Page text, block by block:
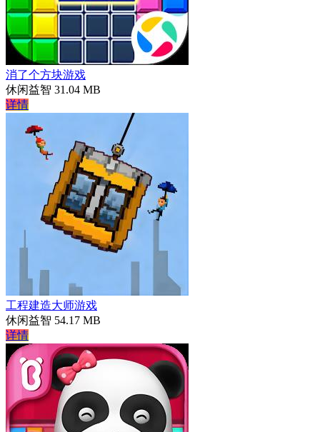
消了个方块游戏
休闲益智 31.04 MB
详情
工程建造大师游戏
休闲益智 54.17 MB
详情